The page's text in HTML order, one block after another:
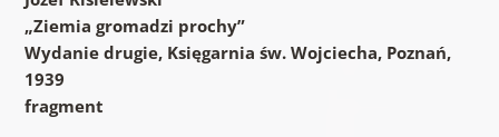
„Ziemia gromadzi prochy”
Wydanie drugie, Księgarnia św. Wojciecha, Poznań,
1939
fragment